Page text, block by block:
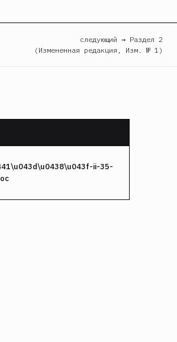
следующий → Раздел 2
(Измененная редакция, Изм. № 1)
ii-35-